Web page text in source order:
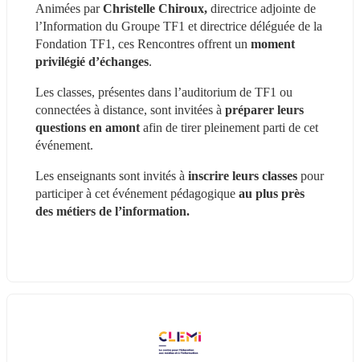
Animées par Christelle Chiroux, directrice adjointe de
l’Information du Groupe TF1 et directrice déléguée de la
Fondation TF1, ces Rencontres offrent un moment
privilégié d’échanges.
Les classes, présentes dans l’auditorium de TF1 ou
connectées à distance, sont invitées à préparer leurs
questions en amont afin de tirer pleinement parti de cet
événement.
Les enseignants sont invités à inscrire leurs classes pour
participer à cet événement pédagogique au plus près
des métiers de l’information.